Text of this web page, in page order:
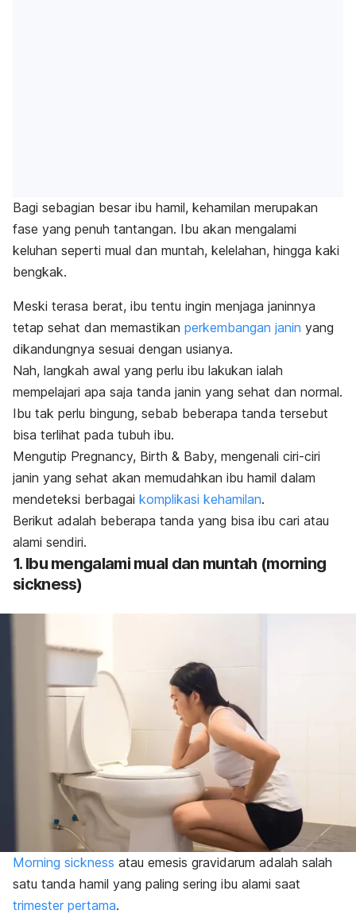
Bagi sebagian besar ibu hamil, kehamilan merupakan
fase yang penuh tantangan. Ibu akan mengalami
keluhan seperti mual dan muntah, kelelahan, hingga kaki
bengkak.
Meski terasa berat, ibu tentu ingin menjaga janinnya
tetap sehat dan memastikan perkembangan janin yang
dikandungnya sesuai dengan usianya.
Nah, langkah awal yang perlu ibu lakukan ialah
mempelajari apa saja tanda janin yang sehat dan normal.
Ibu tak perlu bingung, sebab beberapa tanda tersebut
bisa terlihat pada tubuh ibu.
Mengutip Pregnancy, Birth & Baby, mengenali ciri-ciri
janin yang sehat akan memudahkan ibu hamil dalam
mendeteksi berbagai komplikasi kehamilan.
Berikut adalah beberapa tanda yang bisa ibu cari atau
alami sendiri.
1. Ibu mengalami mual dan muntah (morning
sickness)
Morning sickness atau emesis gravidarum adalah salah
satu tanda hamil yang paling sering ibu alami saat
trimester pertama.